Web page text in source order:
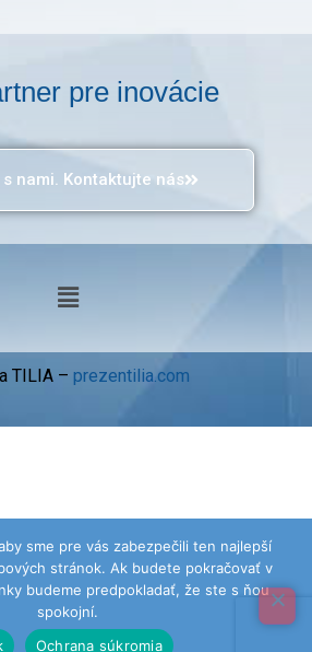
pre inovácie
nami. Kontaktujte nás
TILIA – prezentilia.com
sme pre vás zabezpečili ten najlepší
stránok. Ak budete pokračovať v
budeme predpokladať, že ste s ňou
spokojní.
Ochrana súkromia